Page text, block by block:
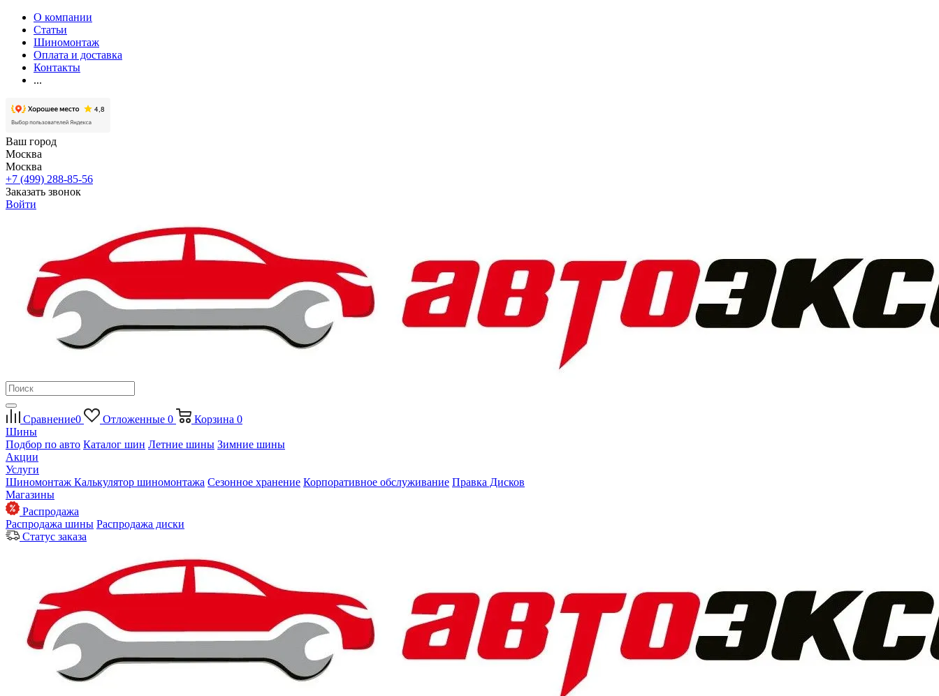
О компании
Статьи
Шиномонтаж
Оплата и доставка
Контакты
...
Ваш город
Москва
Москва
+7 (499) 288-85-56
Заказать звонок
Войти
Сравнение0 Отложенные 0 Корзина 0
Шины
Подбор по авто Каталог шин Летние шины Зимние шины
Акции
Услуги
Шиномонтаж Калькулятор шиномонтажа Сезонное хранение Корпоративное обслуживание Правка Дисков
Магазины
Распродажа
Распродажа шины Распродажа диски
Статус заказа